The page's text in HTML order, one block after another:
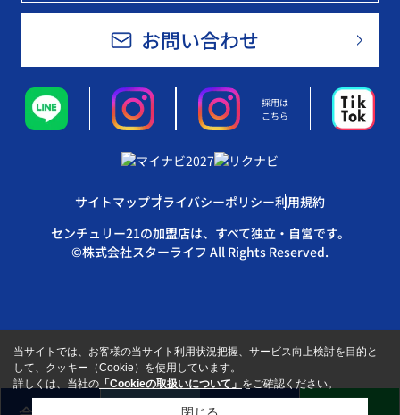
お問い合わせ
採用は
こちら
サイトマッププライバシーポリシー利用規約
センチュリー21の加盟店は、すべて独立・自営です。
©株式会社スターライフ All Rights Reserved.
当サイトでは、お客様の当サイト利用状況把握、サービス向上検討を目的と
して、クッキー（Cookie）を使用しています。
詳しくは、当社の 「Cookieの取扱いについて」 をご確認ください。
閉じる